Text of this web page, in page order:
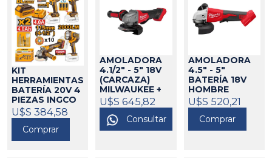
KIT
HERRAMIENTAS
BATERÍA 20V 4
PIEZAS INGCO
424582
U$S 384,58
Comprar
AMOLADORA
4.1/2" - 5" 18V
(CARCAZA)
MILWAUKEE +
BOLSO DE
REGALO271009
U$S 645,82
Consultar
AMOLADORA
4.5" - 5"
BATERÍA 18V
HOMBRE
MUERTO
(CARCAZA)
MILWAUKEE
U$S 520,21
Comprar